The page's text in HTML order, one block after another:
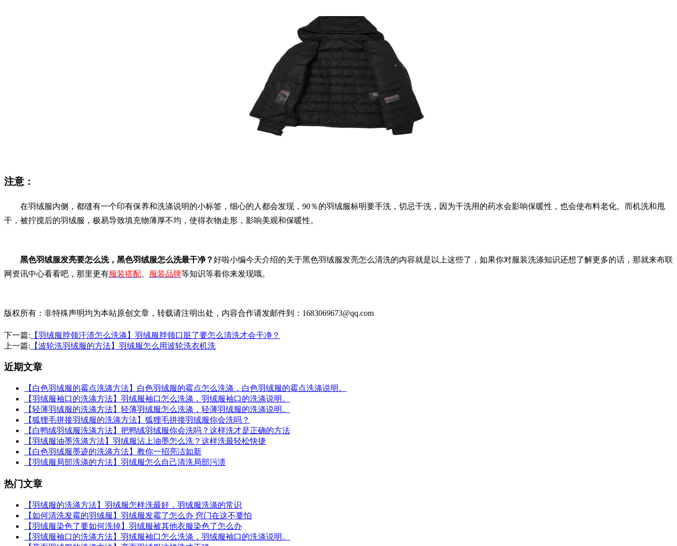
注意 ：
在羽绒服内侧，都缝有一个印有保养和洗涤说明的小标签，细心的人都会发现，90％的羽绒服标明要手洗，切忌干洗，因为干洗用的药水会影响保暖性，也会使布料老化。而机洗和甩
干，被拧搅后的羽绒服，极易导致填充物薄厚不均，使得衣物走形，影响美观和保暖性。
黑色羽绒服发亮要怎么洗，黑色羽绒服怎么洗最干净？好啦小编今天介绍的关于黑色羽绒服发亮怎么清洗的内容就是以上这些了，如果你对服装洗涤知识还想了解更多的话，那就来布联
网资讯中心看看吧，那里更有服装搭配 服装品牌等知识等着你来发现哦。
版权所有：非特殊声明均为本站原创文章，转载请注明出处，内容合作请发邮件到：1683069673@qq.com
下一篇: 【羽绒服脖领汗渍怎么洗涤】羽绒服脖领口脏了要怎么清洗才会干净？
上一篇: 【波轮洗羽绒服的方法】羽绒服怎么用波轮洗衣机洗
近期文章
【白色羽绒服的霉点洗涤方法】白色羽绒服的霉点怎么洗涤，白色羽绒服的霉点洗涤说明。
【羽绒服袖口的洗涤方法】羽绒服袖口怎么洗涤，羽绒服袖口的洗涤说明。
【轻薄羽绒服的洗涤方法】轻薄羽绒服怎么洗涤，轻薄羽绒服的洗涤说明。
【狐狸毛拼接羽绒服的洗涤方法】狐狸毛拼接羽绒服你会洗吗？
【白鸭绒羽绒服洗涤方法】把鸭绒羽绒服你会洗吗？这样洗才是正确的方法
【羽绒服油墨洗涤方法】羽绒服沾上油墨怎么洗？这样洗最轻松快捷
【白色羽绒服墨迹的洗涤方法】教你一招亮洁如新
【羽绒服局部洗涤的方法】羽绒服怎么自己清洗局部污渍
热门文章
【羽绒服的洗涤方法】羽绒服怎样洗最好，羽绒服洗涤的常识
【如何清洗发霉的羽绒服】羽绒服发霉了怎么办 窍门在这不要怕
【羽绒服染色了要如何洗掉】羽绒服被其他衣服染色了怎么办
【羽绒服袖口的洗涤方法】羽绒服袖口怎么洗涤，羽绒服袖口的洗涤说明。